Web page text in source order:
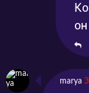
marya